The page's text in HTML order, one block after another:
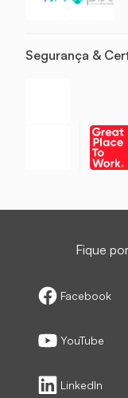
Segurança &
Fique
Facebook
YouTube
LinkedIn